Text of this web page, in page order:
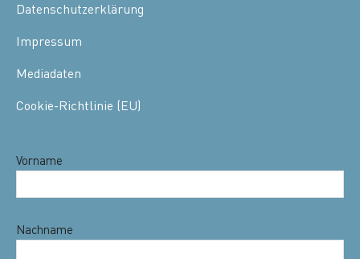
Datenschutzerklärung
Impressum
Mediadaten
Cookie-Richtlinie (EU)
Vorname
Nachname